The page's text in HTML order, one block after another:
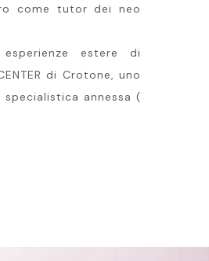
come tutor dei neo
estere di
di Crotone, uno
annessa (